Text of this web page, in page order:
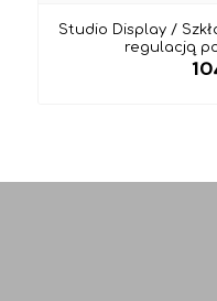
Studio Display /
regulacją